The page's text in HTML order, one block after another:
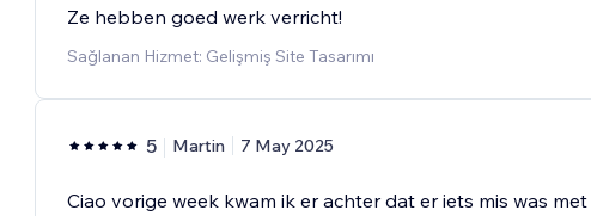
Ze hebben goed werk verricht!
Sağlanan Hizmet: Gelişmiş Site Tasarımı
5 Martin 7 May 2025
Ciao vorige week kwam ik er achter dat er iets mis was met